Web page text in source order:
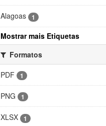
Alagoas 1
Mostrar mais Etiquetas
Formatos
PDF
1
PNG 1
XLSX 1